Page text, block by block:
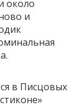
около
и
в Писцовых